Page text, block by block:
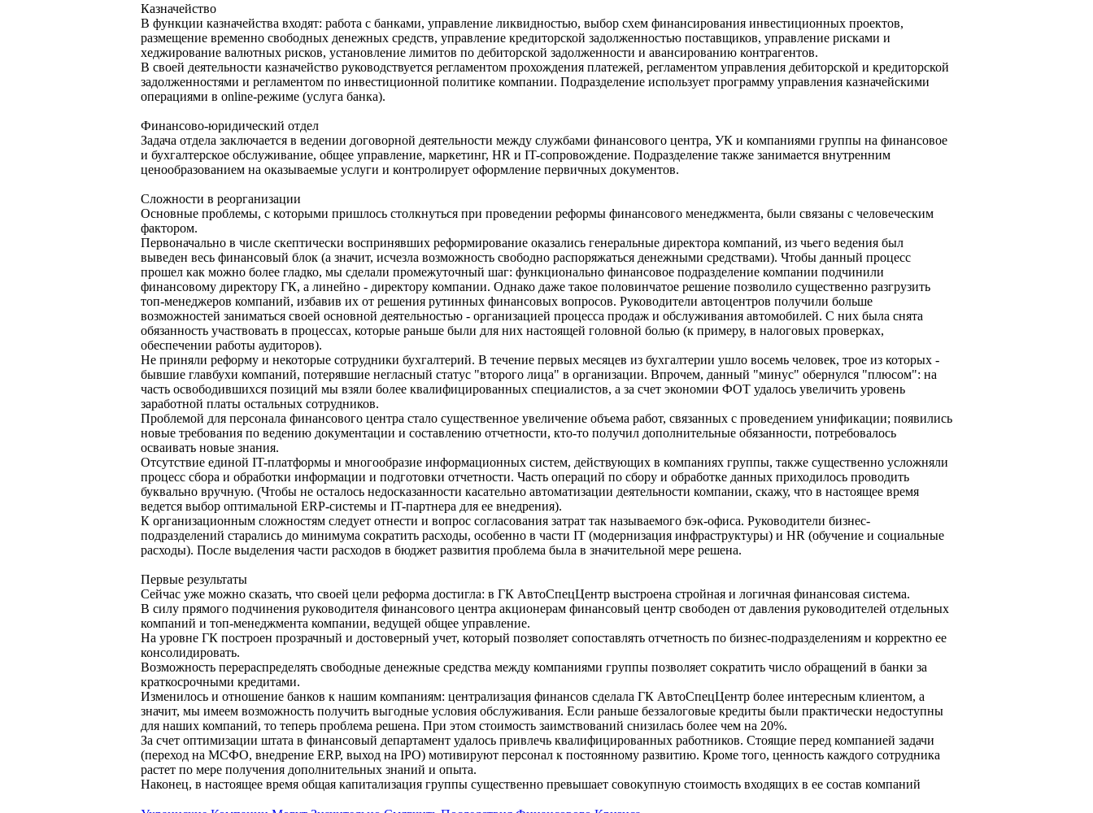
Казначейство
В функции казначейства входят: работа с банками, управление ликвидностью, выбор схем финансирования инвестиционных проектов,
размещение временно свободных денежных средств, управление кредиторской задолженностью поставщиков, управление рисками и
хеджирование валютных рисков, установление лимитов по дебиторской задолженности и авансированию контрагентов.
В своей деятельности казначейство руководствуется регламентом прохождения платежей, регламентом управления дебиторской и кредиторской
задолженностями и регламентом по инвестиционной политике компании. Подразделение использует программу управления казначейскими
операциями в online-режиме (услуга банка).
Финансово-юридический отдел
Задача отдела заключается в ведении договорной деятельности между службами финансового центра, УК и компаниями группы на финансовое
и бухгалтерское обслуживание, общее управление, маркетинг, HR и IT-сопровождение. Подразделение также занимается внутренним
ценообразованием на оказываемые услуги и контролирует оформление первичных документов.
Сложности в реорганизации
Основные проблемы, с которыми пришлось столкнуться при проведении реформы финансового менеджмента, были связаны с человеческим
фактором.
Первоначально в числе скептически воспринявших реформирование оказались генеральные директора компаний, из чьего ведения был
выведен весь финансовый блок (а значит, исчезла возможность свободно распоряжаться денежными средствами). Чтобы данный процесс
прошел как можно более гладко, мы сделали промежуточный шаг: функционально финансовое подразделение компании подчинили
финансовому директору ГК, а линейно - директору компании. Однако даже такое половинчатое решение позволило существенно разгрузить
топ-менеджеров компаний, избавив их от решения рутинных финансовых вопросов. Руководители автоцентров получили больше
возможностей заниматься своей основной деятельностью - организацией процесса продаж и обслуживания автомобилей. С них была снята
обязанность участвовать в процессах, которые раньше были для них настоящей головной болью (к примеру, в налоговых проверках,
обеспечении работы аудиторов).
Не приняли реформу и некоторые сотрудники бухгалтерий. В течение первых месяцев из бухгалтерии ушло восемь человек, трое из которых -
бывшие главбухи компаний, потерявшие негласный статус "второго лица" в организации. Впрочем, данный "минус" обернулся "плюсом": на
часть освободившихся позиций мы взяли более квалифицированных специалистов, а за счет экономии ФОТ удалось увеличить уровень
заработной платы остальных сотрудников.
Проблемой для персонала финансового центра стало существенное увеличение объема работ, связанных с проведением унификации; появились
новые требования по ведению документации и составлению отчетности, кто-то получил дополнительные обязанности, потребовалось
осваивать новые знания.
Отсутствие единой IT-платформы и многообразие информационных систем, действующих в компаниях группы, также существенно усложняли
процесс сбора и обработки информации и подготовки отчетности. Часть операций по сбору и обработке данных приходилось проводить
буквально вручную. (Чтобы не осталось недосказанности касательно автоматизации деятельности компании, скажу, что в настоящее время
ведется выбор оптимальной ERP-системы и IT-партнера для ее внедрения).
К организационным сложностям следует отнести и вопрос согласования затрат так называемого бэк-офиса. Руководители бизнес-
подразделений старались до минимума сократить расходы, особенно в части IT (модернизация инфраструктуры) и HR (обучение и социальные
расходы). После выделения части расходов в бюджет развития проблема была в значительной мере решена.
Первые результаты
Сейчас уже можно сказать, что своей цели реформа достигла: в ГК АвтоСпецЦентр выстроена стройная и логичная финансовая система.
В силу прямого подчинения руководителя финансового центра акционерам финансовый центр свободен от давления руководителей отдельных
компаний и топ-менеджмента компании, ведущей общее управление.
На уровне ГК построен прозрачный и достоверный учет, который позволяет сопоставлять отчетность по бизнес-подразделениям и корректно ее
консолидировать.
Возможность перераспределять свободные денежные средства между компаниями группы позволяет сократить число обращений в банки за
краткосрочными кредитами.
Изменилось и отношение банков к нашим компаниям: централизация финансов сделала ГК АвтоСпецЦентр более интересным клиентом, а
значит, мы имеем возможность получить выгодные условия обслуживания. Если раньше беззалоговые кредиты были практически недоступны
для наших компаний, то теперь проблема решена. При этом стоимость заимствований снизилась более чем на 20%.
За счет оптимизации штата в финансовый департамент удалось привлечь квалифицированных работников. Стоящие перед компанией задачи
(переход на МСФО, внедрение ERP, выход на IPO) мотивируют персонал к постоянному развитию. Кроме того, ценность каждого сотрудника
растет по мере получения дополнительных знаний и опыта.
Наконец, в настоящее время общая капитализация группы существенно превышает совокупную стоимость входящих в ее состав компаний